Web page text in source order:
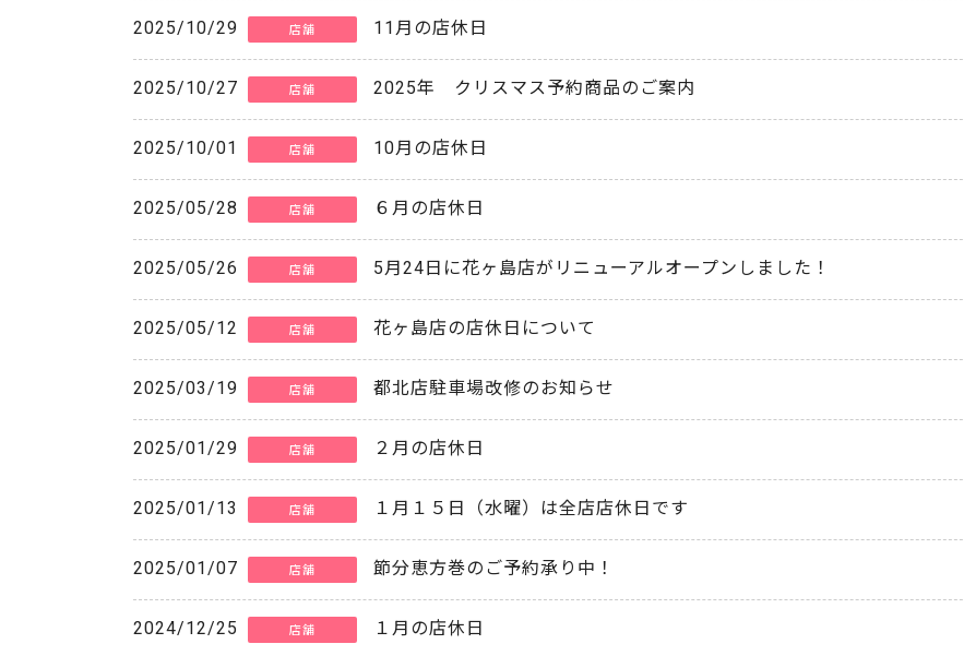
2025/10/29 店舗 11月の店休日
2025/10/27 店舗 2025年 クリスマス予約商品のご案内
2025/10/01 店舗 10月の店休日
2025/05/28 店舗 ６月の店休日
2025/05/26 店舗 5月24日に花ヶ島店がリニューアルオープンしました！
2025/05/12 店舗 花ヶ島店の店休日について
2025/03/19 店舗 都北店駐車場改修のお知らせ
2025/01/29 店舗 ２月の店休日
2025/01/13 店舗 １月１５日（水曜）は全店店休日です
2025/01/07 店舗 節分恵方巻のご予約承り中！
2024/12/25 店舗 １月の店休日